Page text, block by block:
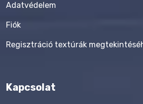
Adatvédelem
Fiók
Regisztráció textúrák
Kapcsolat